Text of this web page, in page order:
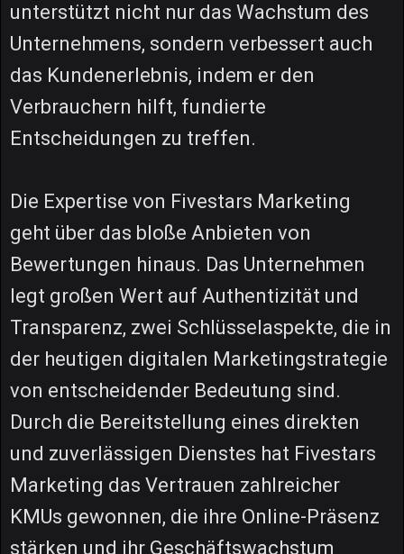
unterstützt nicht nur das Wachstum des
Unternehmens, sondern verbessert auch
das Kundenerlebnis, indem er den
Verbrauchern hilft, fundierte
Entscheidungen zu treffen.
Die Expertise von Fivestars Marketing
geht über das bloße Anbieten von
Bewertungen hinaus. Das Unternehmen
legt großen Wert auf Authentizität und
Transparenz, zwei Schlüsselaspekte, die in
der heutigen digitalen Marketingstrategie
von entscheidender Bedeutung sind.
Durch die Bereitstellung eines direkten
und zuverlässigen Dienstes hat Fivestars
Marketing das Vertrauen zahlreicher
KMUs gewonnen, die ihre Online-Präsenz
stärken und ihr Geschäftswachstum